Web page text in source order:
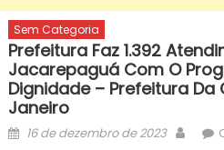
Sem Categoria
Prefeitura Faz 1.392
Jacarepaguá Com O
Dignidade – Prefeitura Da
Janeiro
Posted
16 de dezembro de 2023